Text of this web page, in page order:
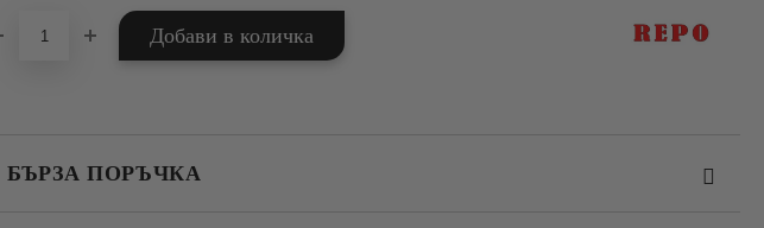
БЪРЗА ПОРЪЧКА